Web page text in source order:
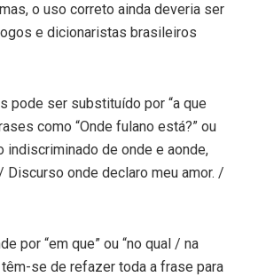
o uso correto ainda deveria ser
e dicionaristas brasileiros
pode ser substituído por “a que
como “Onde fulano está?” ou
indiscriminado de onde e aonde,
onde declaro meu amor. /
por “em que” ou “no qual / na
se de refazer toda a frase para